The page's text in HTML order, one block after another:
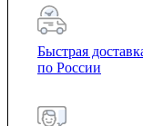
Быстрая
по России